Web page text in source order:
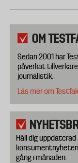
OM
Sedan 2001 har
påverkat
journalistik.
Läs mer om
Håll dig
gång i månaden.